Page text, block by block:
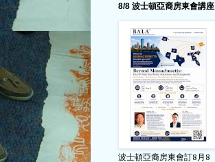
8/8 波士頓亞裔房東會講座
波士頓亞裔房東會訂8月8